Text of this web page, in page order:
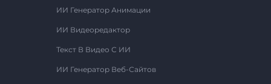
ИИ Генератор Анимации
ИИ Видеоредактор
Текст В Видео С ИИ
ИИ Генератор Веб-Сайтов